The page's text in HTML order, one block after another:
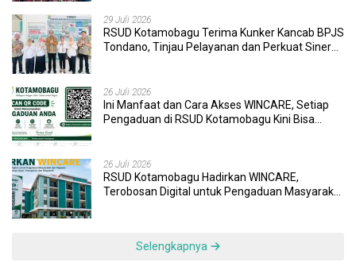
29 Juli 2026
RSUD Kotamobagu Terima Kunker Kancab BPJS
Tondano, Tinjau Pelayanan dan Perkuat Sinergi
26 Juli 2026
Ini Manfaat dan Cara Akses WINCARE, Setiap
Pengaduan di RSUD Kotamobagu Kini Bisa
26 Juli 2026
RSUD Kotamobagu Hadirkan WINCARE,
Terobosan Digital untuk Pengaduan Masyarakat
Selengkapnya